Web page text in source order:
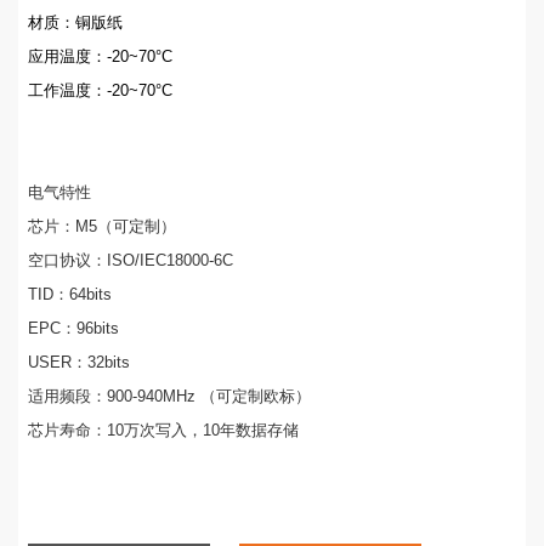
材质：铜版纸
应用温度：-20~70°C
工作温度：-20~70°C
电气特性
芯片：M5（可定制）
空口协议：ISO/IEC18000-6C
TID：64bits
EPC：96bits
USER：32bits
适用频段：900-940MHz （可定制欧标）
芯片寿命：10万次写入，10年数据存储